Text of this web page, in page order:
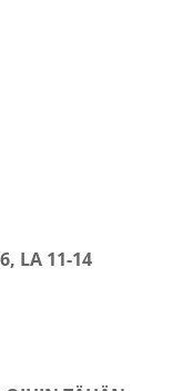
LA 11-14